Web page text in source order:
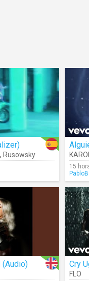
, Rusowsky
15
(Audio) Cry
FLO